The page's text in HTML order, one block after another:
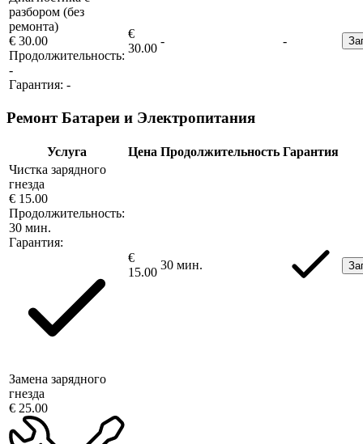
разбором (без
ремонта)
€ 30.00
Продолжительность:
-
Гарантия: -
€
30.00
- -
Ремонт Батареи и Электропитания
Услуга Цена Продолжительность Гарантия
Чистка зарядного
гнезда
€ 15.00
Продолжительность:
30 мин.
Гарантия:
€
15.00
30 мин.
Замена зарядного
гнезда
€ 25.00